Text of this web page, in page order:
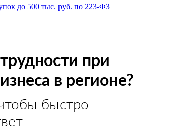
до 500 тыс. руб. по 223-ФЗ
при
в регионе?
быстро